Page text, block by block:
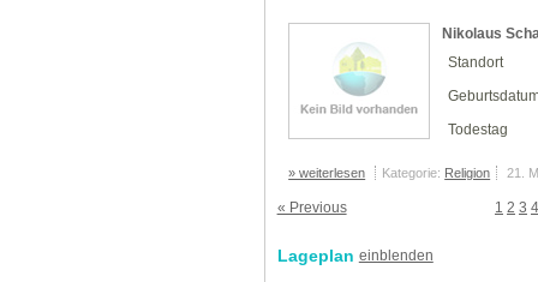
Nikolaus
Standort
Todestag
» weiterlesen Kategorie: Religion 21.
« Previous 1 2 3 4
Lageplan einblenden